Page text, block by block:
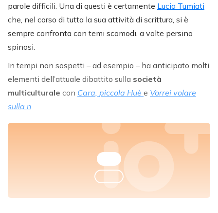
parole difficili. Una di questi è certamente Lucia Tumiati
che, nel corso di tutta la sua attività di scrittura, si è
sempre confronta con temi scomodi, a volte persino
spinosi.
In tempi non sospetti – ad esempio – ha anticipato molti
elementi dell’attuale dibattito sulla società
multiculturale con Cara, piccola Huè e Vorrei volare
sulla n